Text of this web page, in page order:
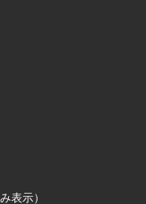
表示）